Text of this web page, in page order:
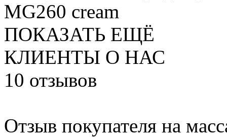
MG260 cream
ПОКАЗАТЬ ЕЩЁ
КЛИЕНТЫ О НАС
10 отзывов
Отзыв покупателя на